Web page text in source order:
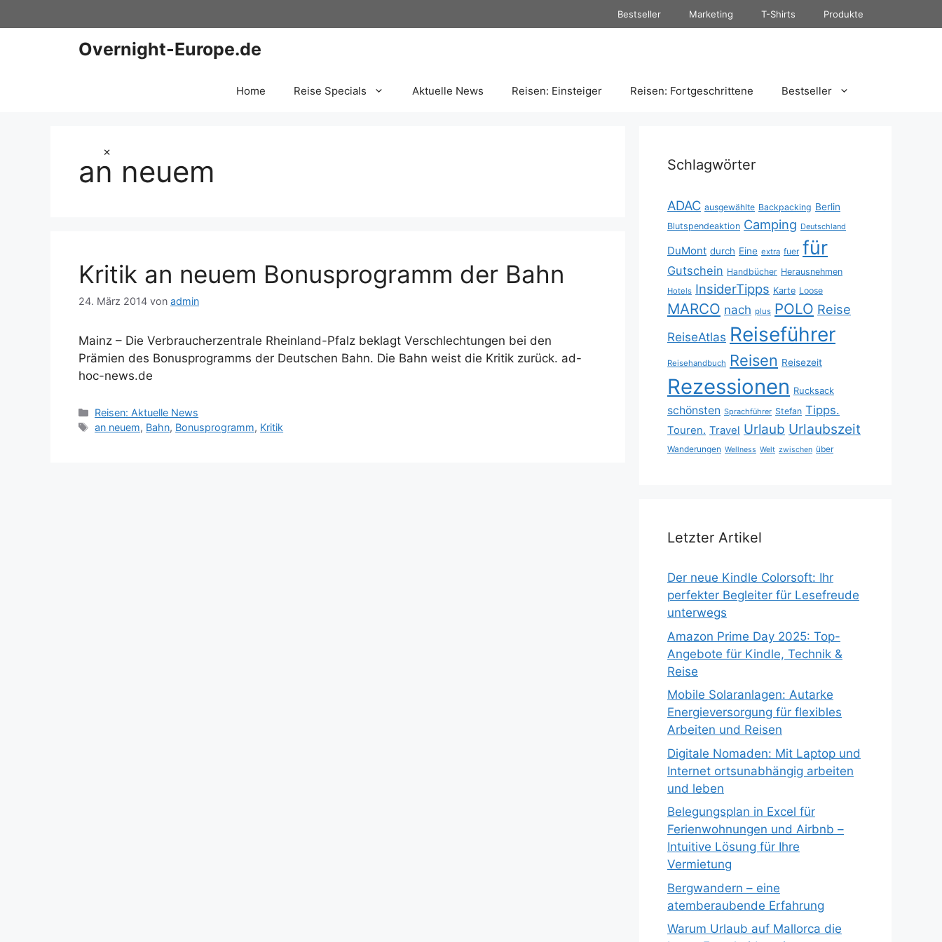
×
Inhalt
Bestseller Marketing T-Shirts Produkte
Overnight-Europe.de
Home Reise Specials Aktuelle News Reisen: Einsteiger Reisen: Fortgeschrittene Bestseller
an neuem
Kritik an neuem Bonusprogramm der Bahn
24. März 2014 von admin
Mainz – Die Verbraucherzentrale Rheinland-Pfalz beklagt Verschlechtungen bei den
Prämien des Bonusprogramms der Deutschen Bahn. Die Bahn weist die Kritik zurück. ad-
hoc-news.de
Kategorien
Reisen: Aktuelle News
Schlagwörter
an neuem, Bahn, Bonusprogramm, Kritik
Schlagwörter
ADAC ausgewählte Backpacking Berlin
Blutspendeaktion Camping Deutschland
DuMont durch Eine extra fuer für
Gutschein Handbücher Herausnehmen
Hotels InsiderTipps Karte Loose
MARCO nach plus POLO Reise
ReiseAtlas Reiseführer
Reisehandbuch Reisen Reisezeit
Rezessionen Rucksack
schönsten Sprachführer Stefan Tipps.
Touren. Travel Urlaub Urlaubszeit
Wanderungen Wellness Welt zwischen über
Letzter Artikel
Der neue Kindle Colorsoft: Ihr
perfekter Begleiter für Lesefreude
unterwegs
Amazon Prime Day 2025: Top-
Angebote für Kindle, Technik &
Reise
Mobile Solaranlagen: Autarke
Energieversorgung für flexibles
Arbeiten und Reisen
Digitale Nomaden: Mit Laptop und
Internet ortsunabhängig arbeiten
und leben
Belegungsplan in Excel für
Ferienwohnungen und Airbnb –
Intuitive Lösung für Ihre
Vermietung
Bergwandern – eine
atemberaubende Erfahrung
Warum Urlaub auf Mallorca die